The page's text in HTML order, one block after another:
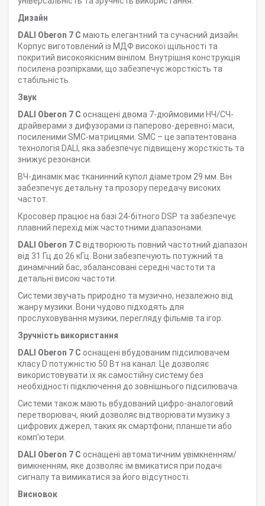
Дизайн
DALI Oberon 7 C мають елегантний та сучасний дизайн.
Корпус виготовлений із МДФ високої щільності та
покритий високоякісним вінілом. Внутрішня конструкція
посилена розпірками, що забезпечує жорсткість та
стабільність.
Звук
DALI Oberon 7 C оснащені двома 7-дюймовими НЧ/СЧ-
драйверами з дифузорами із паперово-деревної маси,
посиленими SMC-матрицями. SMC – це запатентована
технологія DALI, яка забезпечує підвищену жорсткість та
знижує резонанси.
ВЧ-динамік має тканинний купол діаметром 29 мм. Він
забезпечує детальну та прозору передачу високих
частот.
Кросовер працює на базі 24-бітного DSP та забезпечує
плавний перехід між частотними діапазонами.
DALI Oberon 7 C відтворюють повний частотний діапазон
від 31 Гц до 26 кГц. Вони забезпечують потужний та
динамічний бас, збалансовані середні частоти та
детальні високі частоти.
Системи звучать природно та музично, незалежно від
жанру музики. Вони чудово підходять для
прослуховування музики, перегляду фільмів та ігор.
Зручність використання
DALI Oberon 7 C оснащені вбудованим підсилювачем
класу D потужністю 50 Вт на канал. Це дозволяє
використовувати їх як самостійну систему без
необхідності підключення до зовнішнього підсилювача.
Системи також мають вбудований цифро-аналоговий
перетворювач, який дозволяє відтворювати музику з
цифрових джерел, таких як смартфони, планшети або
комп'ютери.
DALI Oberon 7 C оснащені автоматичним увімкненням/
вимкненням, яке дозволяє їм вмикатися при подачі
сигналу та вимикатися за його відсутності.
Висновок